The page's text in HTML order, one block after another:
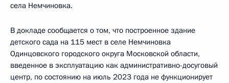
села Немчиновка.
В докладе сообщается о том, что построенное здание
детского сада на 115 мест в селе Немчиновка
Одинцовского городского округа Московской области,
введенное в эксплуатацию как административно-досуговый
центр, по состоянию на июль 2023 года не функционирует